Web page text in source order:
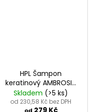
HPL Šampon
keratinový AMBROSIA
- Ambrosia Shampoo
Skladem (>5 ks)
od 230,58 Kč bez DPH